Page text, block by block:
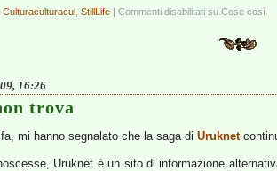
Culturaculturacul StillLife | Commenti disabilitati su Cose così
16:26
trova
mi hanno segnalato che la saga di Uruknet
Uruknet è un sito di informazione